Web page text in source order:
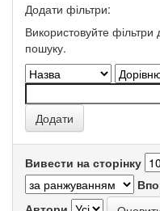
Додати фільтри:
Використовуйте фільтри
пошуку.
Вивести на сторінку